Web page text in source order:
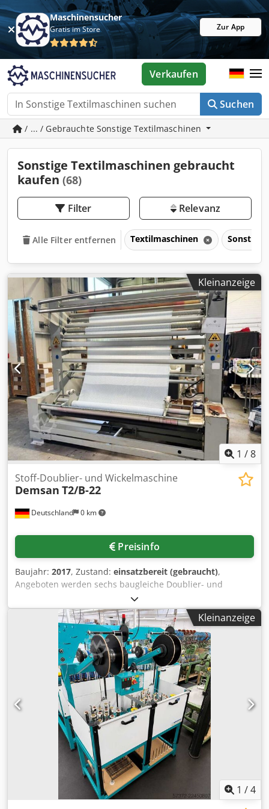
Maschinensucher
Gratis im Store Zur App
Suchen
Verkaufen
/ ... / Gebrauchte Sonstige Textilmaschinen
Sonstige Textilmaschinen gebraucht
kaufen (68)
Filter Relevanz
Alle Filter entfernen Textilmaschinen Sonstige
Kleinanzeige
1 /8
Deutschland 0 km
Stoff-Doublier- und Wickelmaschine
Demsan T2/B-22
Preisinfo
Baujahr: 2017, Zustand: einsatzbereit (gebraucht),
Angeboten werden sechs baugleiche Doublier- und
Wickelmaschinen Demsan. Max. Stoffbreite: 2000mm,
Stoffeinlauf: von Rolle und in Breitlage, Stoffauslauf
Buch/Rolle: 1000mm, doppelt gelegt, max.
Arbeitsgeschwindigkeit: 60m/min, Arbeitsrichtung:
vorwärts, Steuerung: Hitech-Touchpanel.
Maschinenabmessungen X/Y/Z:
4000mm/3100mm/2600mm, Gewicht: ca. 2390kg.
Ausgestattet mit Stoffspannungsregelung, elektronischem
Längenmesssystem mit Encoder, Kalibrierfunktion, RS-232-
Schnittstelle, Endfotozelle, fotozellengesteuertem
Stofffänger und Zentriersystem,
Tänzerwalzenmechanismus, Argox-Thermodrucker,
fotozellengesteuerter Kantenregelung, motorischer
Stoffführungsverstellung, AC-Getriebemotoren,
Frequenzumrichtern und pneumatischer Öffnungseinheit.
Vier Maschinen stammen aus dem Baujahr 2017, zwei
Maschinen aus dem Baujahr 2016. Dokumentation
Kleinanzeige
1 /4